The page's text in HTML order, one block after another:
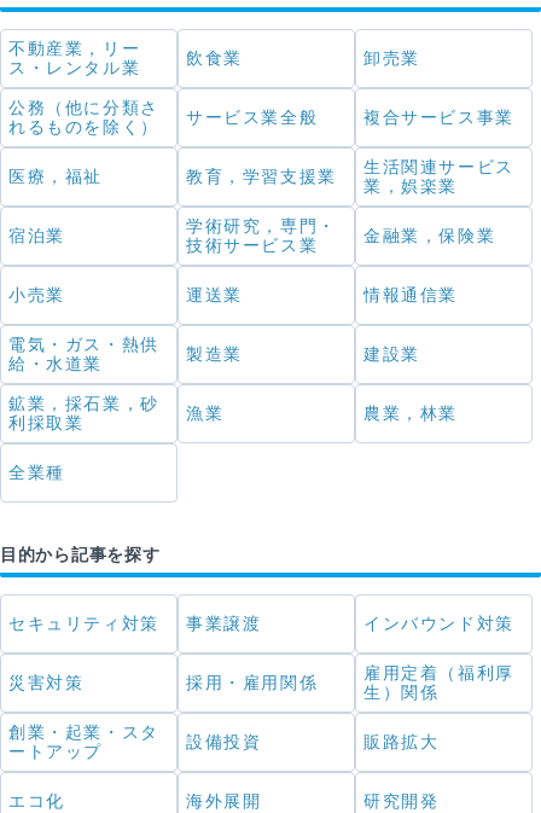
不動産業，リー
ス・レンタル業
飲食業 卸売業
公務（他に分類さ
れるものを除く）
サービス業全般 複合サービス事業
医療，福祉 教育，学習支援業
生活関連サービス
業，娯楽業
宿泊業
学術研究，専門・
技術サービス業
金融業，保険業
小売業 運送業 情報通信業
電気・ガス・熱供
給・水道業
製造業 建設業
鉱業，採石業，砂
利採取業
漁業 農業，林業
全業種
目的から記事を探す
セキュリティ対策 事業譲渡 インバウンド対策
災害対策 採用・雇用関係
雇用定着（福利厚
生）関係
創業・起業・スタ
ートアップ
設備投資 販路拡大
エコ化 海外展開 研究開発